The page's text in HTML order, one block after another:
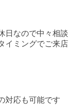
日なので中々相談
イミングでご来店
対応も可能です